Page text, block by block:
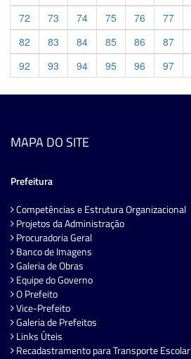
72
73 74 75 76 77
82
83 84 85 86 87
92
93 94 95 96 97
MAPA DO SITE
Prefeitura
Competências e Estrutura Organizacional
Projetos da Administração
Procuradoria Geral
Banco de Imagens
Galeria de Obras
Equipe do Governo
O Prefeito
Vice-Prefeito
Galeria de Prefeitos
Links Úteis
Recadastramento para Transporte Escolar